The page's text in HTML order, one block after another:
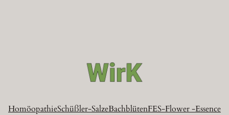
HomöopathieSchüßler-SalzeBachblütenFES-Flower -Essence